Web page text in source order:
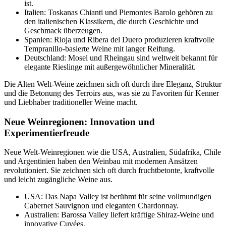
ist.
Italien: Toskanas Chianti und Piemontes Barolo gehören zu
den italienischen Klassikern, die durch Geschichte und
Geschmack überzeugen.
Spanien: Rioja und Ribera del Duero produzieren kraftvolle
Tempranillo-basierte Weine mit langer Reifung.
Deutschland: Mosel und Rheingau sind weltweit bekannt für
elegante Rieslinge mit außergewöhnlicher Mineralität.
Die Alten Welt-Weine zeichnen sich oft durch ihre Eleganz, Struktur
und die Betonung des Terroirs aus, was sie zu Favoriten für Kenner
und Liebhaber traditioneller Weine macht.
Neue Weinregionen: Innovation und
Experimentierfreude
Neue Welt-Weinregionen wie die USA, Australien, Südafrika, Chile
und Argentinien haben den Weinbau mit modernen Ansätzen
revolutioniert. Sie zeichnen sich oft durch fruchtbetonte, kraftvolle
und leicht zugängliche Weine aus.
USA: Das Napa Valley ist berühmt für seine vollmundigen
Cabernet Sauvignon und eleganten Chardonnay.
Australien: Barossa Valley liefert kräftige Shiraz-Weine und
innovative Cuvées.